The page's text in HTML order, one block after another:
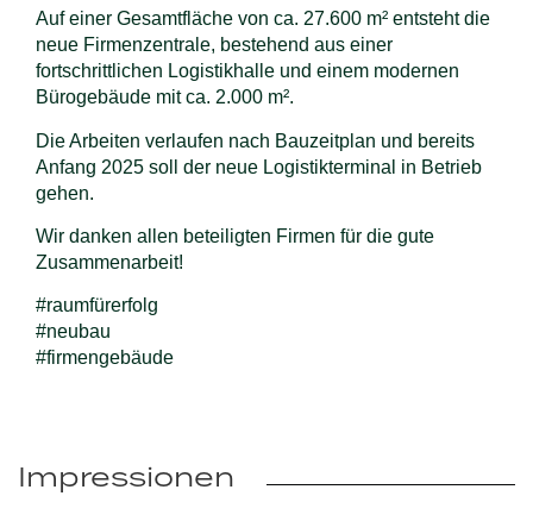
Auf einer Gesamtfläche von ca. 27.600 m² entsteht die
neue Firmenzentrale, bestehend aus einer
fortschrittlichen Logistikhalle und einem modernen
Bürogebäude mit ca. 2.000 m².
Die Arbeiten verlaufen nach Bauzeitplan und bereits
Anfang 2025 soll der neue Logistikterminal in Betrieb
gehen.
Wir danken allen beteiligten Firmen für die gute
Zusammenarbeit!
#raumfürerfolg
#neubau
#firmengebäude
Impressionen